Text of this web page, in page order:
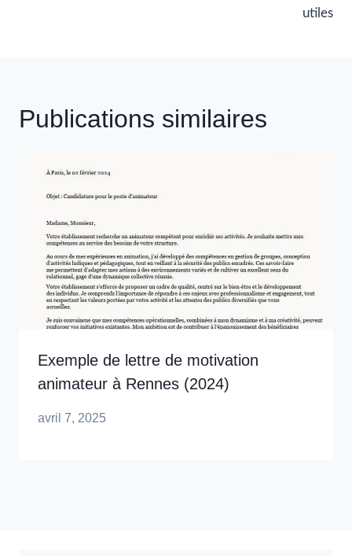
utiles
Publications similaires
Exemple de lettre de motivation
animateur à Rennes (2024)
avril 7, 2025